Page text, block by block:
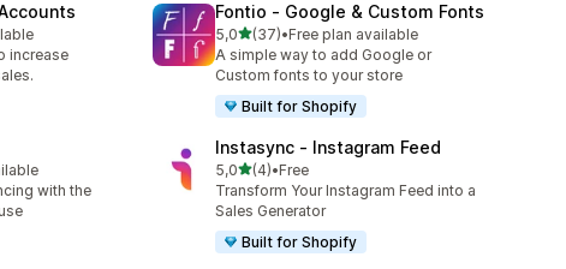
increase
Fontio ‑ Google & Custom Fonts
5,0de 5 estrelas
(37)
37 total de avaliações
•Free plan available
A simple way to add Google or
Custom fonts to your store
Built for Shopify
with the
Instasync ‑ Instagram Feed
5,0de 5 estrelas
(4)
4 total de avaliações
•Free
Transform Your Instagram Feed into a
Sales Generator
Built for Shopify